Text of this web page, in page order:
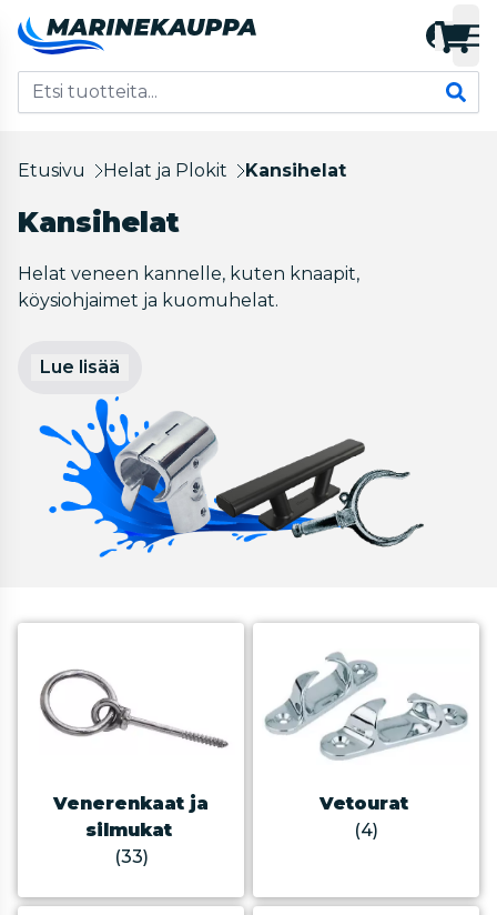
Etusivu Helat ja Plokit Kansihelat
Kansihelat
Helat veneen kannelle, kuten knaapit,
köysiohjaimet ja kuomuhelat.
Lue lisää
Venerenkaat ja
silmukat
(33)
Vetourat
(4)